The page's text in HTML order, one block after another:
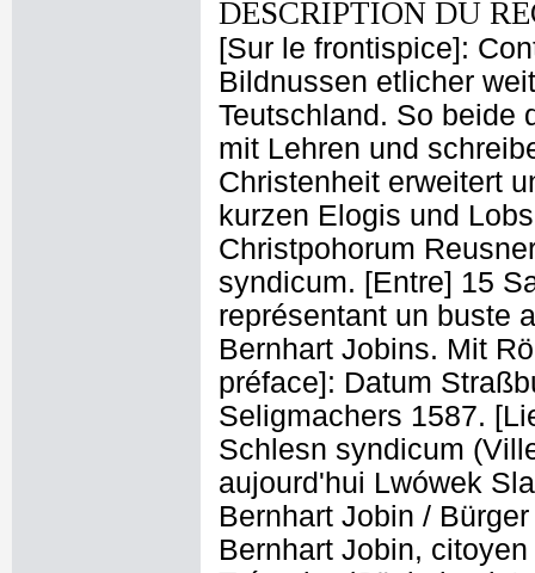
DESCRIPTION DU
[Sur le frontispice]:
Bildnussen etlicher
Teutschland. So beide
mit Lehren und
Christenheit erweitert
kurzen Elogis und
Christpohorum
syndicum. [Entre] 15
représentant un buste
Bernhart Jobins. Mit
préface]: Datum
Seligmachers 1587.
Schlesn syndicum
aujourd'hui Lwówek
Bernhart Jobin /
Bernhart Jobin,